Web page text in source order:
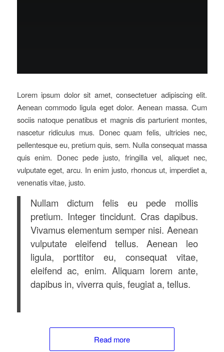
Lorem ipsum dolor sit amet, consectetuer adipiscing elit.
Aenean commodo ligula eget dolor. Aenean massa. Cum
sociis natoque penatibus et magnis dis parturient montes,
nascetur ridiculus mus. Donec quam felis, ultricies nec,
pellentesque eu, pretium quis, sem. Nulla consequat massa
quis enim. Donec pede justo, fringilla vel, aliquet nec,
vulputate eget, arcu. In enim justo, rhoncus ut, imperdiet a,
venenatis vitae, justo.
Nullam dictum felis eu pede mollis
pretium. Integer tincidunt. Cras dapibus.
Vivamus elementum semper nisi. Aenean
vulputate eleifend tellus. Aenean leo
ligula, porttitor eu, consequat vitae,
eleifend ac, enim. Aliquam lorem ante,
dapibus in, viverra quis, feugiat a, tellus.
Read more